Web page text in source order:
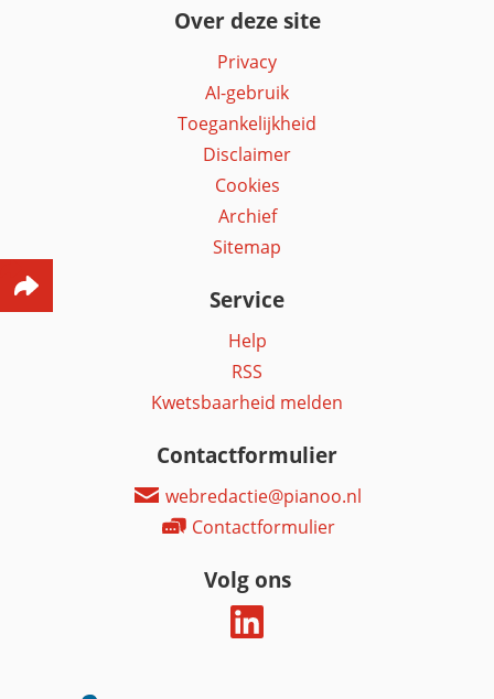
Over deze site
Privacy
AI-gebruik
Toegankelijkheid
Disclaimer
Cookies
Archief
Sitemap
Service
Help
RSS
Kwetsbaarheid melden
Contactformulier
webredactie@pianoo.nl
Contactformulier
Volg ons